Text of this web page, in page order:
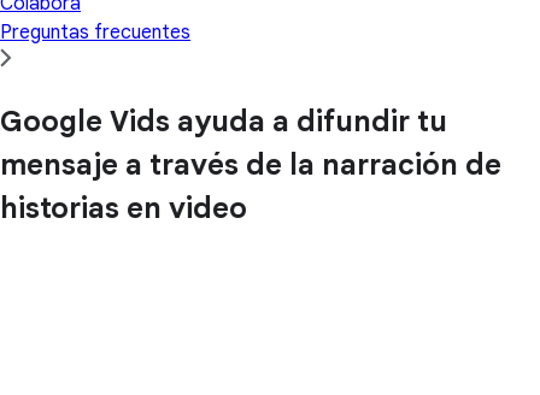
Preguntas frecuentes
Google Vids ayuda a difundir tu
mensaje a través de la narración de
historias en video